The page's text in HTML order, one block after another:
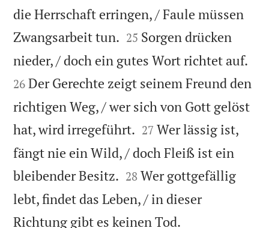
die Herrschaft erringen, / Faule müssen
Zwangsarbeit tun. 

25 Sorgen drücken
nieder, / doch ein gutes Wort richtet auf.
26 Der Gerechte zeigt seinem Freund den
richtigen Weg, / wer sich von Gott gelöst
hat, wird irregeführt. 

27 Wer lässig ist,
fängt nie ein Wild, / doch Fleiß ist ein
bleibender Besitz. 

28 Wer gottgefällig
lebt, findet das Leben, / in dieser
Richtung gibt es keinen Tod.